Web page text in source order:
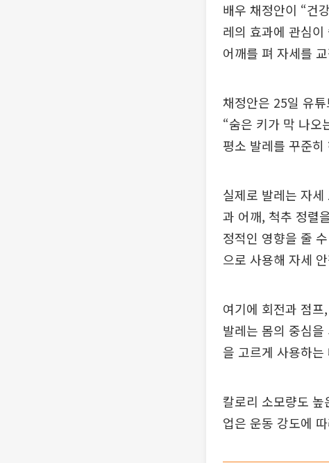
배우 채정안이 “건
레의 효과에 관심
어깨를 펴 자세를
채정안은 25일 유
“숨은 키가 막 나오
평소 발레를 꾸준
실제로 발레는 자
과 어깨, 척추 정렬
정적인 영향을 줄
으로 사용해 자세
여기에 회전과 점
발레는 몸의 중심
을 고르게 사용하
칼로리 소모량도
업은 운동 강도에